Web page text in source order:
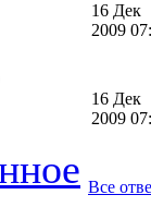
16 Дек
2009
16 Дек
2009
Все